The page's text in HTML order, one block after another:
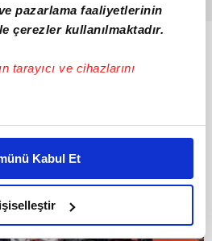
pazarlama faaliyetlerinin
çerezler kullanılmaktadır.
tarayıcı ve cihazlarını
halinde sizlere özel
yaşatabiliriz. Bunu yaparken
bir reklam deneyimi sunmak
içerikleri sunabilmek adına
ve bu noktada,
Kabul Et